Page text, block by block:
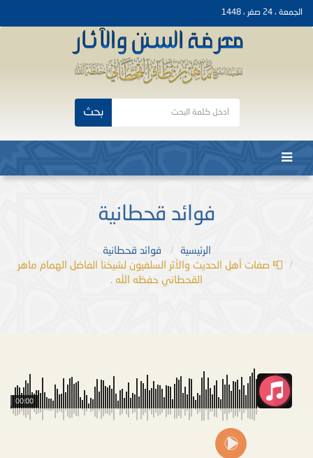
الجمعة ، 24 صفر ، 1448
بحث
فوائد قحطانية
الرئيسية
فوائد قحطانية
📮 صفات أهل الحديث والأثر السلفيون لشيخنا الفاضل الهمام ماهر
القحطاني حفظه الله .
00:00